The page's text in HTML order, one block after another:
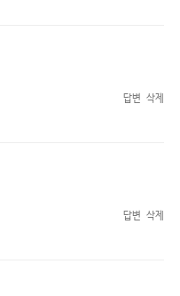
답변 삭제
답변 삭제